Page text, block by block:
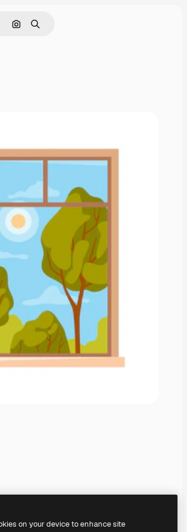
Pesquisar por imagem
Buscar
on your device to enhance site